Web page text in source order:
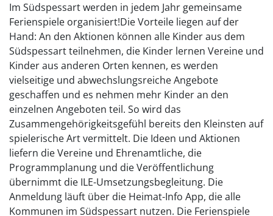
Im Südspessart werden in jedem Jahr gemeinsame
Ferienspiele organisiert!Die Vorteile liegen auf der
Hand: An den Aktionen können alle Kinder aus dem
Südspessart teilnehmen, die Kinder lernen Vereine und
Kinder aus anderen Orten kennen, es werden
vielseitige und abwechslungsreiche Angebote
geschaffen und es nehmen mehr Kinder an den
einzelnen Angeboten teil. So wird das
Zusammengehörigkeitsgefühl bereits den Kleinsten auf
spielerische Art vermittelt. Die Ideen und Aktionen
liefern die Vereine und Ehrenamtliche, die
Programmplanung und die Veröffentlichung
übernimmt die ILE-Umsetzungsbegleitung. Die
Anmeldung läuft über die Heimat-Info App, die alle
Kommunen im Südspessart nutzen. Die Ferienspiele